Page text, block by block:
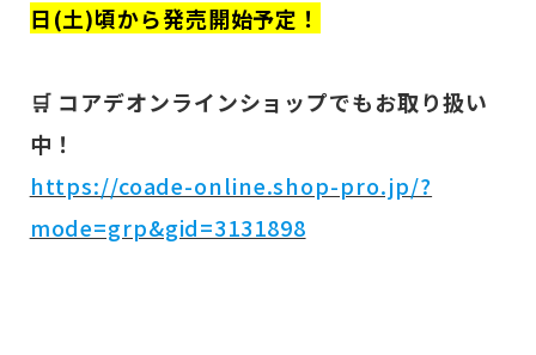
日(土)頃から発売開始予定！
🛒 コアデオンラインショップでもお取り扱い
中！
https://coade-online.shop-pro.jp/?
mode=grp&gid=3131898